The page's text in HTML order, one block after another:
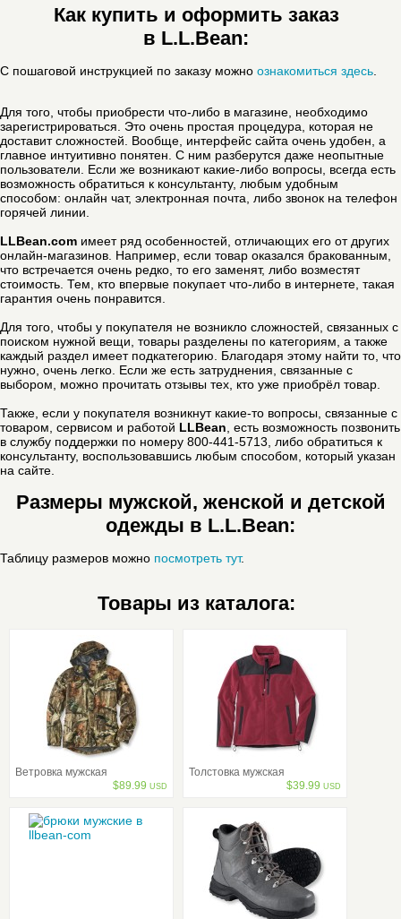
Как купить и оформить заказ
в L.L.Bean:
С пошаговой инструкцией по заказу можно ознакомиться здесь
Для того, чтобы приобрести что-либо в магазине, необходимо
зарегистрироваться. Это очень простая процедура, которая не
доставит сложностей. Вообще, интерфейс сайта очень удобен, а
главное интуитивно понятен. С ним разберутся даже неопытные
пользователи. Если же возникают какие-либо вопросы, всегда есть
возможность обратиться к консультанту, любым удобным
способом: онлайн чат, электронная почта, либо звонок на телефон
горячей линии.
LLBean.com имеет ряд особенностей, отличающих его от других
онлайн-магазинов. Например, если товар оказался бракованным,
что встречается очень редко, то его заменят, либо возместят
стоимость. Тем, кто впервые покупает что-либо в интернете, такая
гарантия очень понравится.
Для того, чтобы у покупателя не возникло сложностей, связанных с
поиском нужной вещи, товары разделены по категориям, а также
каждый раздел имеет подкатегорию. Благодаря этому найти то, что
нужно, очень легко. Если же есть затруднения, связанные с
выбором, можно прочитать отзывы тех, кто уже приобрёл товар.
Также, если у покупателя возникнут какие-то вопросы, связанные с
товаром, сервисом и работой LLBean , есть возможность позвонить
в службу поддержки по номеру 800-441-5713, либо обратиться к
консультанту, воспользовавшись любым способом, который указан
на сайте.
Размеры мужской, женской и детской
одежды в L.L.Bean:
Таблицу размеров можно посмотреть тут.
Товары из каталога:
Ветровка мужская
$89.99 USD
Толстовка мужская
$39.99 USD